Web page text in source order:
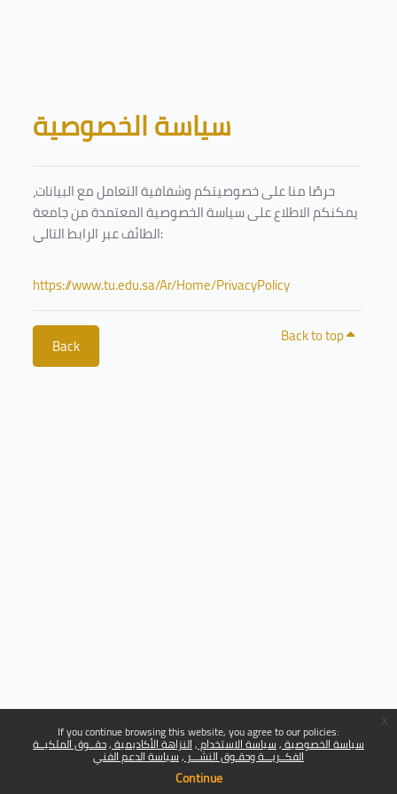
If you continue browsing this website, you agree to our policies:
سياسة الخصوصية سياسة الاستخدام النزاهة الأكاديمية حقــوق الملكيــة
الفكــريـــة وحقـوق النشـــر سياسة الدعم الفني
Continue
Blocks
سياسة الخصوصية
حرصًا منا على خصوصيتكم وشفافية التعامل مع البيانات،
يمكنكم الاطلاع على سياسة الخصوصية المعتمدة من جامعة
الطائف عبر الرابط التالي:
https://www.tu.edu.sa/Ar/Home/PrivacyPolicy
Back Back to top